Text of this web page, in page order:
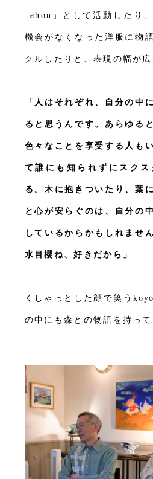
_ehon」として活動したり
機会がなくなった洋服に物
クルしたりと、表現の幅が広
「人はそれぞれ、自分の中
ると思うんです。あらゆる
色々なことを享受する人も
て誰にも知られずにスク
る。木に抱きついたり、葉
と心が安らぐのは、自分の
しているからかもしれませ
水目櫻ね、好きだから」
くしゃっとした顔で笑う
の中にも森との物語を持って